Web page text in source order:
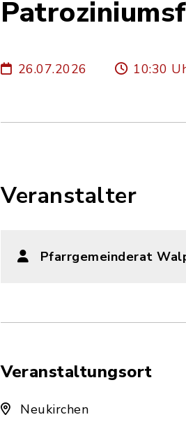
26.07.2026 10:30
Veranstalter
Pfarrgemeinderat
Veranstaltungsort
Neukirchen